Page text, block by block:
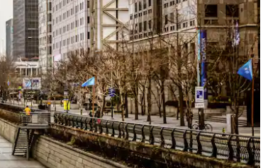
omhoog en omlaag, óf door te tikken of swipen.